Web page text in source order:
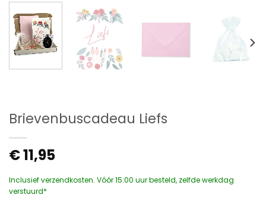
Brievenbuscadeau Liefs
€11,95
Inclusief verzendkosten. Vóór 15:00 uur besteld, zelfde werkdag
verstuurd*